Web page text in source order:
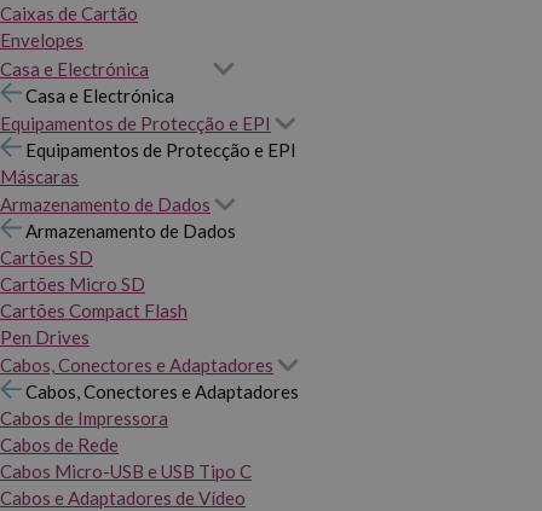
Caixas de Cartão
Envelopes
Casa e Electrónica
Casa e Electrónica
Equipamentos de Protecção e EPI
Equipamentos de Protecção e EPI
Máscaras
Armazenamento de Dados
Armazenamento de Dados
Cartões SD
Cartões Micro SD
Cartões Compact Flash
Pen Drives
Cabos, Conectores e Adaptadores
Cabos, Conectores e Adaptadores
Cabos de Impressora
Cabos de Rede
Cabos Micro-USB e USB Tipo C
Cabos e Adaptadores de Vídeo